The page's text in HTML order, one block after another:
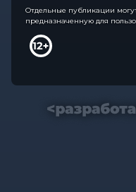
Отдельные публикации
предназначенную для